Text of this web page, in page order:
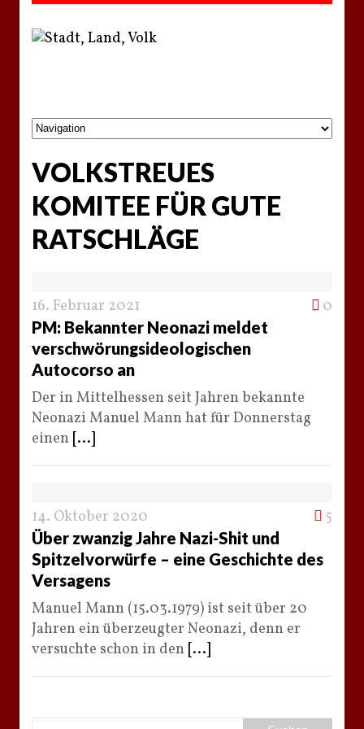
VOLKSTREUES
KOMITEE FÜR GUTE
RATSCHLÄGE
16. Februar 2021 0
PM: Bekannter Neonazi meldet
verschwörungsideologischen
Autocorso an
Der in Mittelhessen seit Jahren bekannte
Neonazi Manuel Mann hat für Donnerstag
einen [...]
14. Oktober 2020 5
Über zwanzig Jahre Nazi-Shit und
Spitzelvorwürfe – eine Geschichte des
Versagens
Manuel Mann (15.03.1979) ist seit über 20
Jahren ein überzeugter Neonazi, denn er
versuchte schon in den [...]